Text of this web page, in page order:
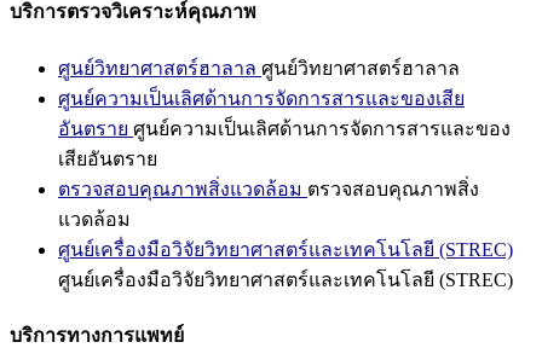
บริการตรวจวิเคราะห์คุณภาพ
ศูนย์วิทยาศาสตร์ฮาลาล ศูนย์วิทยาศาสตร์ฮาลาล
ศูนย์ความเป็นเลิศด้านการจัดการสารและของเสีย
อันตราย ศูนย์ความเป็นเลิศด้านการจัดการสารและของ
เสียอันตราย
ตรวจสอบคุณภาพสิ่งแวดล้อม ตรวจสอบคุณภาพสิ่ง
แวดล้อม
ศูนย์เครื่องมือวิจัยวิทยาศาสตร์และเทคโนโลยี (STREC)
ศูนย์เครื่องมือวิจัยวิทยาศาสตร์และเทคโนโลยี (STREC)
บริการทางการแพทย์